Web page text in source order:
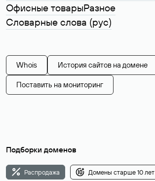
Офисные товарыРазное
Словарные слова (рус)
Whois История сайтов на домене
Поставить на мониторинг
Подборки доменов
Распродажа Домены старше 10 лет